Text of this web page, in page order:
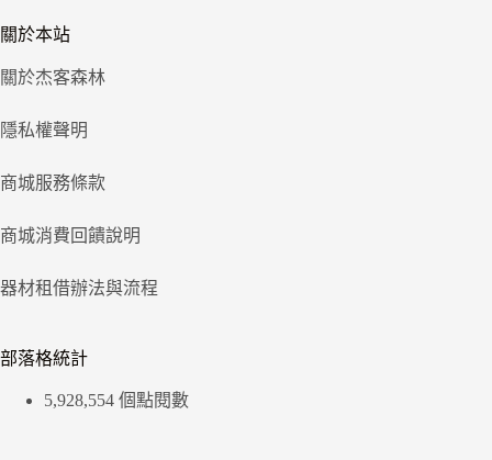
關於本站
關於杰客森林
隱私權聲明
商城服務條款
商城消費回饋說明
器材租借辦法與流程
部落格統計
5,928,554 個點閱數